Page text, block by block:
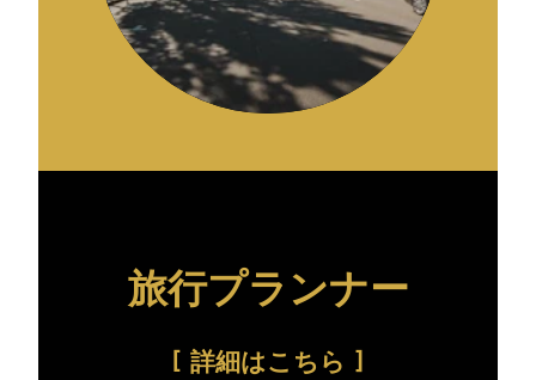
旅行プランナー
詳細はこちら